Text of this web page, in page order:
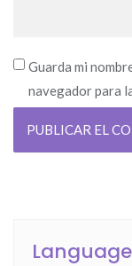
Guarda mi
navegador para